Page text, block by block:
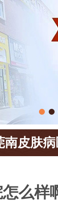
南皮肤
么样